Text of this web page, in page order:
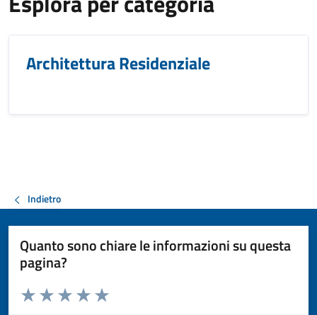
Architettura Residenziale
Indietro
Quanto sono chiare le informazioni su questa
pagina?
Valuta da 1 a 5 stelle la pagina
Valuta 5 stelle su 5
Valuta 4 stelle su 5
Valuta 3 stelle su 5
Valuta 2 stelle su 5
Valuta 1 stelle su 5